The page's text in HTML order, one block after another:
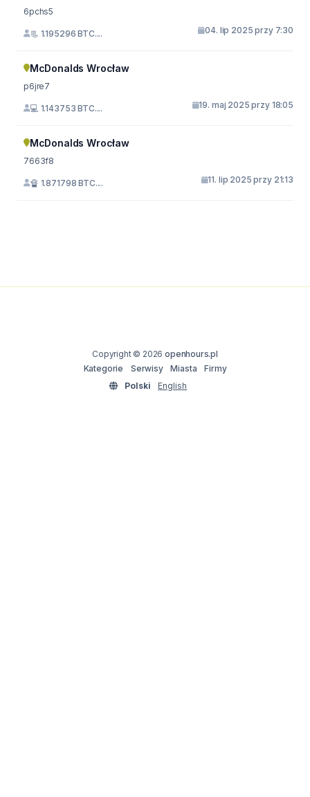
6pchs5
📃 1.195296 BTC.... 04. lip 2025 przy 7:30
McDonalds Wrocław
p6jre7
💻 1.143753 BTC.... 19. maj 2025 przy 18:05
McDonalds Wrocław
7663f8
🔏 1.871798 BTC.... 11. lip 2025 przy 21:13
Copyright © 2026openhours.pl
Kategorie
Serwisy Miasta
Firmy
Polski
English